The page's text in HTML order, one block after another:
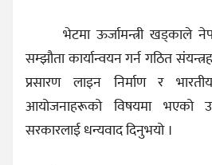
भेटमा ऊर्जामन्त्री खड्काले
सम्झौता कार्यान्वयन गर्न गठित
प्रसारण लाइन निर्माण र
आयोजनाहरूको विषयमा भएको
सरकारलाई धन्यवाद दिनुभयो ।